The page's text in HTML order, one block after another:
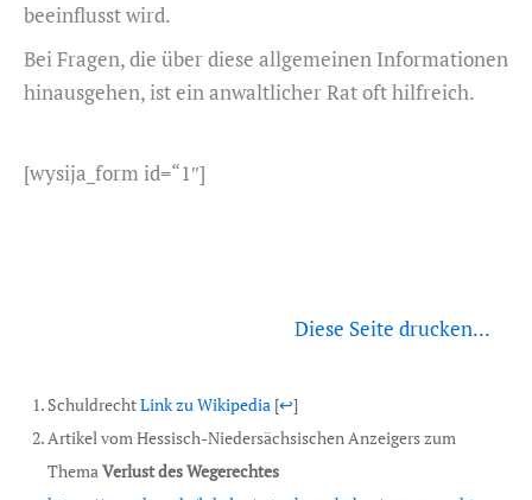
beeinflusst wird.
Bei Fragen, die über diese allgemeinen Informationen
hinausgehen, ist ein anwaltlicher Rat oft hilfreich.
[wysija_form id=“1″]
Diese Seite drucken...
SchuldrechtLink zu Wikipedia [↩]
Artikel vom Hessisch-Niedersächsischen Anzeigers zum
Thema Verlust des Wegerechtes